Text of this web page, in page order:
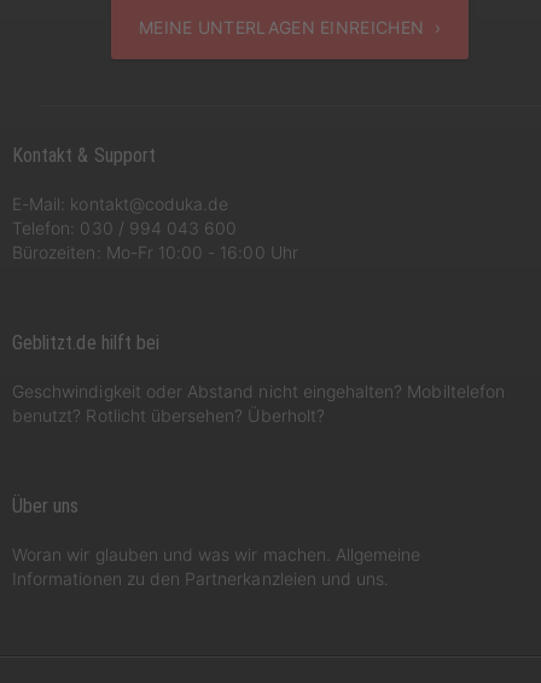
MEINE UNTERLAGEN EINREICHEN ›
Kontakt & Support
E-Mail: kontakt@coduka.de
Telefon: 030 / 994 043 600
Bürozeiten: Mo-Fr 10:00 - 16:00 Uhr
Geblitzt.de hilft bei
Geschwindigkeit oder Abstand nicht eingehalten? Mobiltelefon
benutzt? Rotlicht übersehen? Überholt?
Über uns
Woran wir glauben und was wir machen. Allgemeine
Informationen zu den Partnerkanzleien und uns.